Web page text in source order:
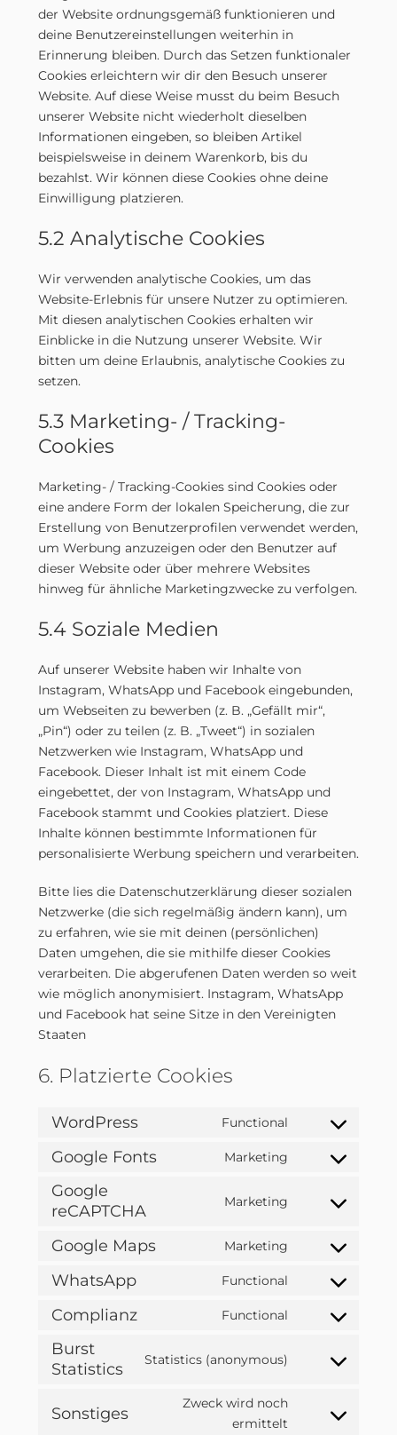
der Website ordnungsgemäß funktionieren und
deine Benutzereinstellungen weiterhin in
Erinnerung bleiben. Durch das Setzen funktionaler
Cookies erleichtern wir dir den Besuch unserer
Website. Auf diese Weise musst du beim Besuch
unserer Website nicht wiederholt dieselben
Informationen eingeben, so bleiben Artikel
beispielsweise in deinem Warenkorb, bis du
bezahlst. Wir können diese Cookies ohne deine
Einwilligung platzieren.
5.2 Analytische Cookies
Wir verwenden analytische Cookies, um das
Website-Erlebnis für unsere Nutzer zu optimieren.
Mit diesen analytischen Cookies erhalten wir
Einblicke in die Nutzung unserer Website. Wir
bitten um deine Erlaubnis, analytische Cookies zu
setzen.
5.3 Marketing- / Tracking-
Cookies
Marketing- / Tracking-Cookies sind Cookies oder
eine andere Form der lokalen Speicherung, die zur
Erstellung von Benutzerprofilen verwendet werden,
um Werbung anzuzeigen oder den Benutzer auf
dieser Website oder über mehrere Websites
hinweg für ähnliche Marketingzwecke zu verfolgen.
5.4 Soziale Medien
Auf unserer Website haben wir Inhalte von
Instagram, WhatsApp und Facebook eingebunden,
um Webseiten zu bewerben (z. B. „Gefällt mir“,
„Pin“) oder zu teilen (z. B. „Tweet“) in sozialen
Netzwerken wie Instagram, WhatsApp und
Facebook. Dieser Inhalt ist mit einem Code
eingebettet, der von Instagram, WhatsApp und
Facebook stammt und Cookies platziert. Diese
Inhalte können bestimmte Informationen für
personalisierte Werbung speichern und verarbeiten.
Bitte lies die Datenschutzerklärung dieser sozialen
Netzwerke (die sich regelmäßig ändern kann), um
zu erfahren, wie sie mit deinen (persönlichen)
Daten umgehen, die sie mithilfe dieser Cookies
verarbeiten. Die abgerufenen Daten werden so weit
wie möglich anonymisiert. Instagram, WhatsApp
und Facebook hat seine Sitze in den Vereinigten
Staaten
6. Platzierte Cookies
WordPress Functional
Consent
Google Fonts Marketing
Consent
service
Google
reCAPTCHA
Marketing
Consent
service
recaptcha
Google Maps Marketing
Consent
google-
WhatsApp Functional
Consent
Complianz Functional
Consent
service
Burst
Statistics
Statistics (anonymous)
Consent
service
Sonstiges
Zweck wird noch
ermittelt Consent